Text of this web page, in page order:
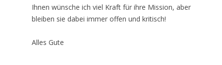
Ihnen wünsche ich viel Kraft für ihre Mission, aber
bleiben sie dabei immer offen und kritisch!
Alles Gute